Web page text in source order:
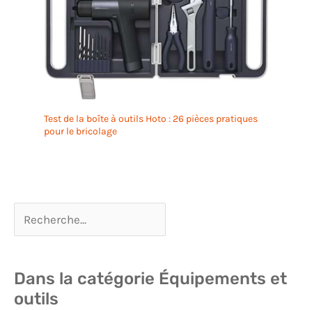
Test de la boîte à outils Hoto : 26 pièces pratiques
pour le bricolage
Dans la catégorie Équipements et
outils